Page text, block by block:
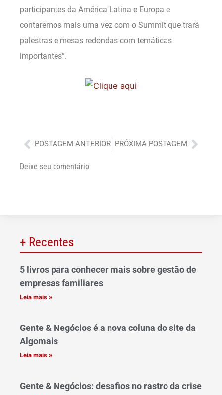
participantes da América Latina e Europa e
contaremos mais uma vez com o Summit que trará
palestras e mesas redondas com temáticas
importantes”.
Anterior
POSTAGEM ANTERIOR PRÓXIMA POSTAGEM
Deixe seu comentário
+ Recentes
5 livros para conhecer mais sobre gestão de
empresas familiares
Leia mais »
Gente & Negócios é a nova coluna do site da
Algomais
Leia mais »
Gente & Negócios: desafios no rastro da crise